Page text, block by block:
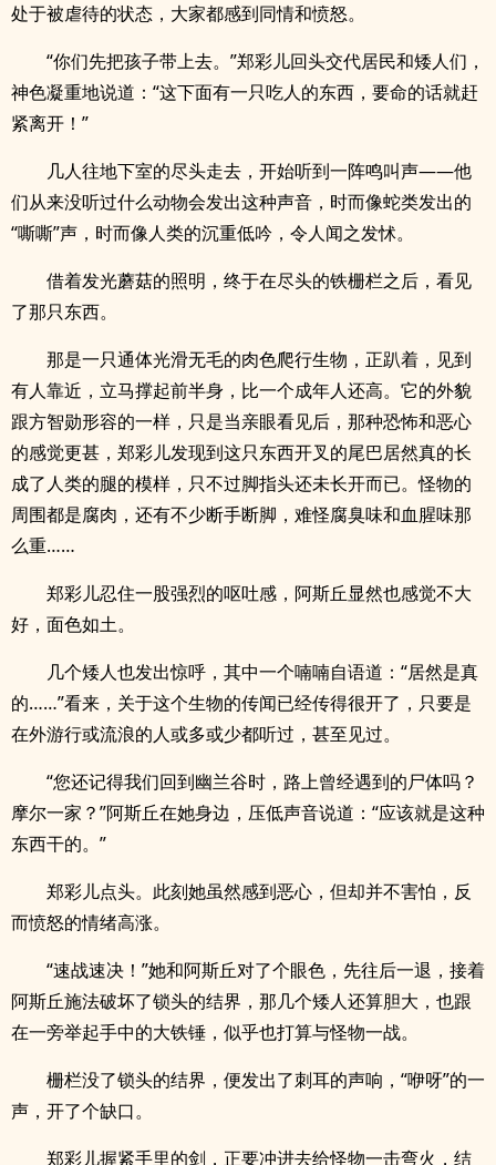
处于被虐待的状态，大家都感到同情和愤怒。
“你们先把孩子带上去。”郑彩儿回头交代居民和矮人们，
神色凝重地说道：“这下面有一只吃人的东西，要命的话就赶
紧离开！”
几人往地下室的尽头走去，开始听到一阵鸣叫声——他
们从来没听过什么动物会发出这种声音，时而像蛇类发出的
“嘶嘶”声，时而像人类的沉重低吟，令人闻之发怵。
借着发光蘑菇的照明，终于在尽头的铁栅栏之后，看见
了那只东西。
那是一只通体光滑无毛的肉色爬行生物，正趴着，见到
有人靠近，立马撑起前半身，比一个成年人还高。它的外貌
跟方智勋形容的一样，只是当亲眼看见后，那种恐怖和恶心
的感觉更甚，郑彩儿发现到这只东西开叉的尾巴居然真的长
成了人类的腿的模样，只不过脚指头还未长开而已。怪物的
周围都是腐肉，还有不少断手断脚，难怪腐臭味和血腥味那
么重……
郑彩儿忍住一股强烈的呕吐感，阿斯丘显然也感觉不大
好，面色如土。
几个矮人也发出惊呼，其中一个喃喃自语道：“居然是真
的……”看来，关于这个生物的传闻已经传得很开了，只要是
在外游行或流浪的人或多或少都听过，甚至见过。
“您还记得我们回到幽兰谷时，路上曾经遇到的尸体吗？
摩尔一家？”阿斯丘在她身边，压低声音说道：“应该就是这种
东西干的。”
郑彩儿点头。此刻她虽然感到恶心，但却并不害怕，反
而愤怒的情绪高涨。
“速战速决！”她和阿斯丘对了个眼色，先往后一退，接着
阿斯丘施法破坏了锁头的结界，那几个矮人还算胆大，也跟
在一旁举起手中的大铁锤，似乎也打算与怪物一战。
栅栏没了锁头的结界，便发出了刺耳的声响，“咿呀”的一
声，开了个缺口。
郑彩儿握紧手里的剑，正要冲进去给怪物一击弯火，结